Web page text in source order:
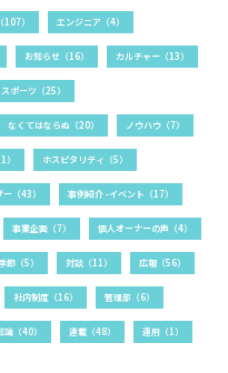
107） エンジニア（4）
お知らせ（16） カルチャー（13）
スポーツ（25）
なくてはならぬ（20） ノウハウ（7）
） ホスピタリティ（5）
ー（43） 事例紹介 -イベント（17）
事業企画（7） 個人オーナーの声（4）
季節（5） 対談（11） 広報（56）
社内制度（16） 管理部（6）
識（40） 連載（48） 運用（1）